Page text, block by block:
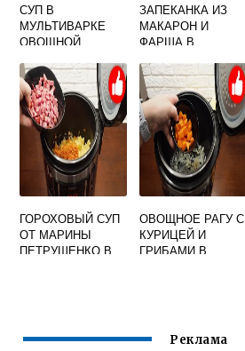
СУП В
МУЛЬТИВАРКЕ
ОВОЩНОЙ
ЗАПЕКАНКА ИЗ
МАКАРОН И
ФАРША В
РЕДМОНД
ГОРОХОВЫЙ СУП
ОТ МАРИНЫ
ПЕТРУШЕНКО В
ОВОЩНОЕ РАГУ С
КУРИЦЕЙ И
ГРИБАМИ В
Реклама